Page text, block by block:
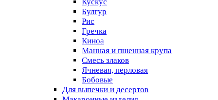
Булгур
Рис
Гречка
Киноа
Манная и пшенная крупа
Смесь злаков
Ячневая, перловая
Бобовые
Для выпечки и десертов